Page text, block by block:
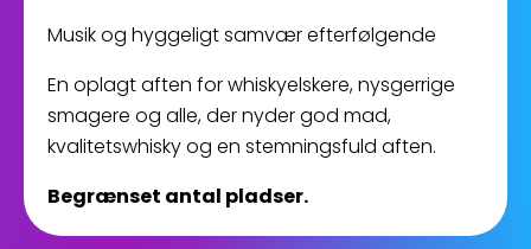
Musik og hyggeligt samvær efterfølgende
En oplagt aften for whiskyelskere, nysgerrige
smagere og alle, der nyder god mad,
kvalitetswhisky og en stemningsfuld aften.
Begrænset antal pladser.